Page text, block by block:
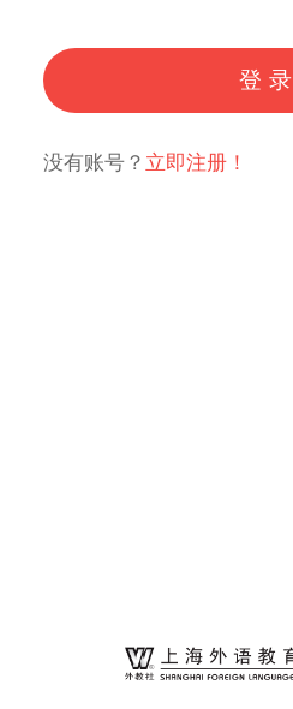
登录
没有账号？ 立即注册！